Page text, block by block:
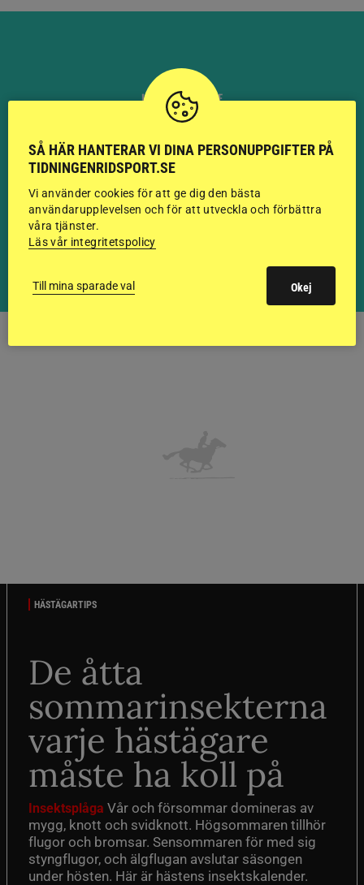
HINGSTAR ONLINE
GODKÄNDA HINGSTAR I
FLERA KATEGORIER MED
BILDER OCH FAKTA
HÄSTÄGARTIPS
De åtta
sommarinsekterna
varje hästägare
måste ha koll på
Insektsplåga Vår och försommar domineras av
mygg, knott och svidknott. Högsommaren tillhör
flugor och bromsar. Sensommaren för med sig
styngflugor, och älgflugan avslutar säsongen
under hösten. Här är hästens insektskalender.
SÅ HÄR HANTERAR VI DINA PERSONUPPGIFTER PÅ
TIDNINGENRIDSPORT.SE
Vi använder cookies för att ge dig den bästa
användarupplevelsen och för att utveckla och förbättra
våra tjänster.
Läs vår integritetspolicy
Till mina sparade val Okej